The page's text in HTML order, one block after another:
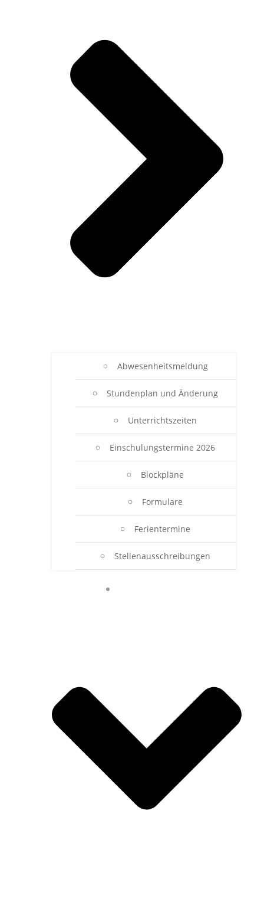
Abwesenheitsmeldung
Stundenplan und Änderung
Unterrichtszeiten
Einschulungstermine 2026
Blockpläne
Formulare
Ferientermine
Stellenausschreibungen